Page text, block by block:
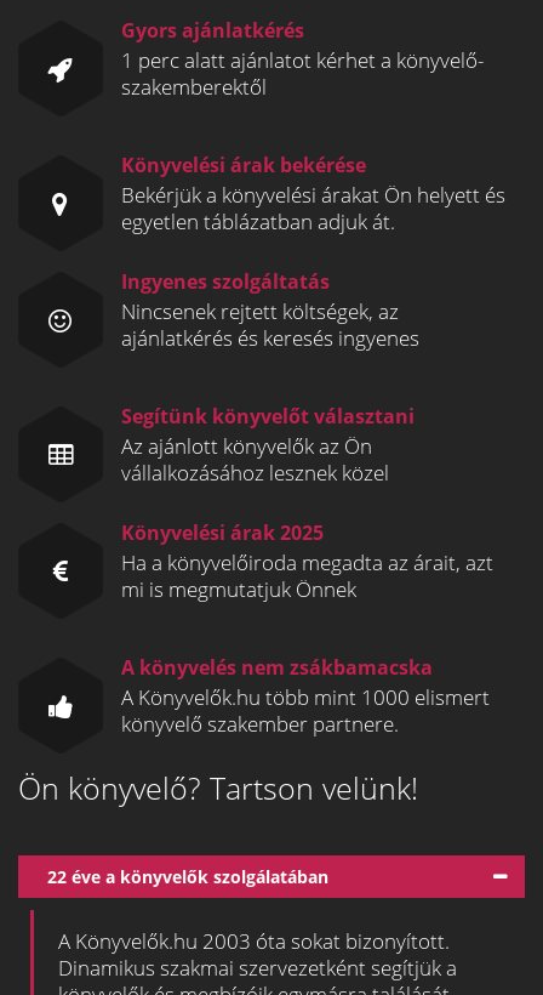
Gyors ajánlatkérés
1 perc alatt ajánlatot kérhet a könyvelő-
szakemberektől
Könyvelési árak bekérése
Bekérjük a könyvelési árakat Ön helyett és
egyetlen táblázatban adjuk át.
Ingyenes szolgáltatás
Nincsenek rejtett költségek, az
ajánlatkérés és keresés ingyenes
Segítünk könyvelőt választani
Az ajánlott könyvelők az Ön
vállalkozásához lesznek közel
Könyvelési árak 2025
Ha a könyvelőiroda megadta az árait, azt
mi is megmutatjuk Önnek
A könyvelés nem zsákbamacska
A Könyvelők.hu több mint 1000 elismert
könyvelő szakember partnere.
Ön könyvelő? Tartson velünk!
22 éve a könyvelők szolgálatában
A Könyvelők.hu 2003 óta sokat bizonyított.
Dinamikus szakmai szervezetként segítjük a